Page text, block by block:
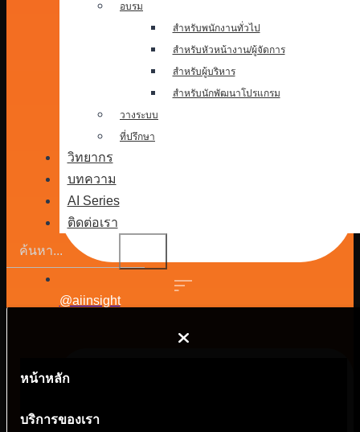
@aiinsight
อบรม
สำหรับพนักงานทั่วไป
สำหรับหัวหน้างาน/ผู้จัดการ
สำหรับผู้บริหาร
สำหรับนักพัฒนาโปรแกรม
วางระบบ
ที่ปรึกษา
วิทยากร
บทความ
AI Series
ติดต่อเรา
หน้าหลัก
บริการของเรา